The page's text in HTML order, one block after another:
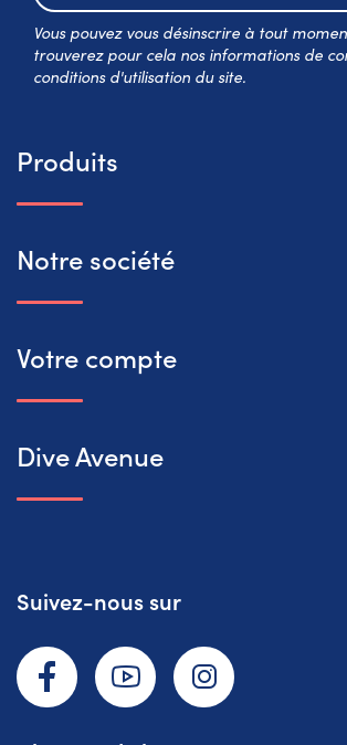
Vous pouvez vous désinscrire à tout
trouverez pour cela nos informations de
conditions d'utilisation du site.
Produits
Notre société
Votre compte
Dive Avenue
Suivez-nous sur